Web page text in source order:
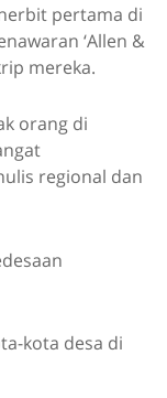
pertama di
‘Allen &
mereka.
orang di
regional dan
kota desa di